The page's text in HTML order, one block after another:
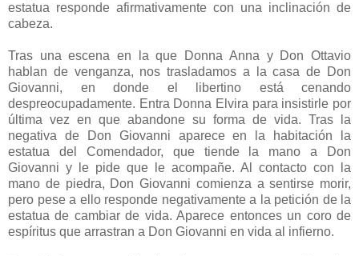
estatua responde afirmativamente con una inclinación de
cabeza.
Tras una escena en la que Donna Anna y Don Ottavio
hablan de venganza, nos trasladamos a la casa de Don
Giovanni, en donde el libertino está cenando
despreocupadamente. Entra Donna Elvira para insistirle por
última vez en que abandone su forma de vida. Tras la
negativa de Don Giovanni aparece en la habitación la
estatua del Comendador, que tiende la mano a Don
Giovanni y le pide que le acompañe. Al contacto con la
mano de piedra, Don Giovanni comienza a sentirse morir,
pero pese a ello responde negativamente a la petición de la
estatua de cambiar de vida. Aparece entonces un coro de
espíritus que arrastran a Don Giovanni en vida al infierno.